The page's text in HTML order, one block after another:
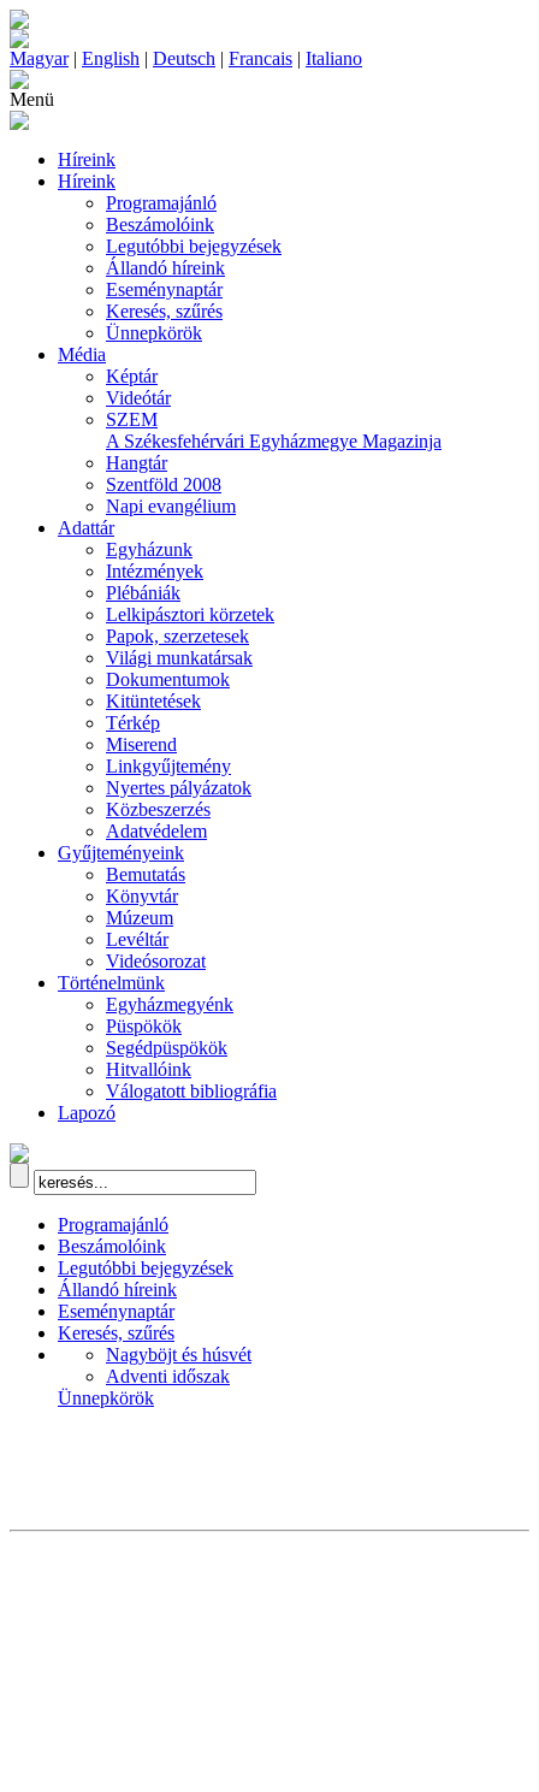
Magyar| English | Deutsch | Francais | Italiano
Menü
Híreink
Híreink
Programajánló
Beszámolóink
Legutóbbi bejegyzések
Állandó híreink
Eseménynaptár
Keresés, szűrés
Ünnepkörök
Média
Képtár
Videótár
SZEM
A Székesfehérvári Egyházmegye Magazinja
Hangtár
Szentföld 2008
Napi evangélium
Adattár
Egyházunk
Intézmények
Plébániák
Lelkipásztori körzetek
Papok, szerzetesek
Világi munkatársak
Dokumentumok
Kitüntetések
Térkép
Miserend
Linkgyűjtemény
Nyertes pályázatok
Közbeszerzés
Adatvédelem
Gyűjteményeink
Bemutatás
Könyvtár
Múzeum
Levéltár
Videósorozat
Történelmünk
Egyházmegyénk
Püspökök
Segédpüspökök
Hitvallóink
Válogatott bibliográfia
Lapozó
Programajánló
Beszámolóink
Legutóbbi bejegyzések
Állandó híreink
Eseménynaptár
Keresés, szűrés
Nagyböjt és húsvét
Adventi időszak
Ünnepkörök